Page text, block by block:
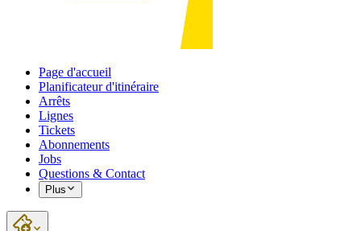
Page d'accueil
Planificateur d'itinéraire
Arrêts
Lignes
Tickets
Abonnements
Jobs
Questions & Contact
Plus